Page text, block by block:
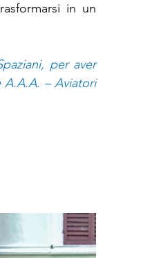
in un
per aver
A.A.A. – Aviatori